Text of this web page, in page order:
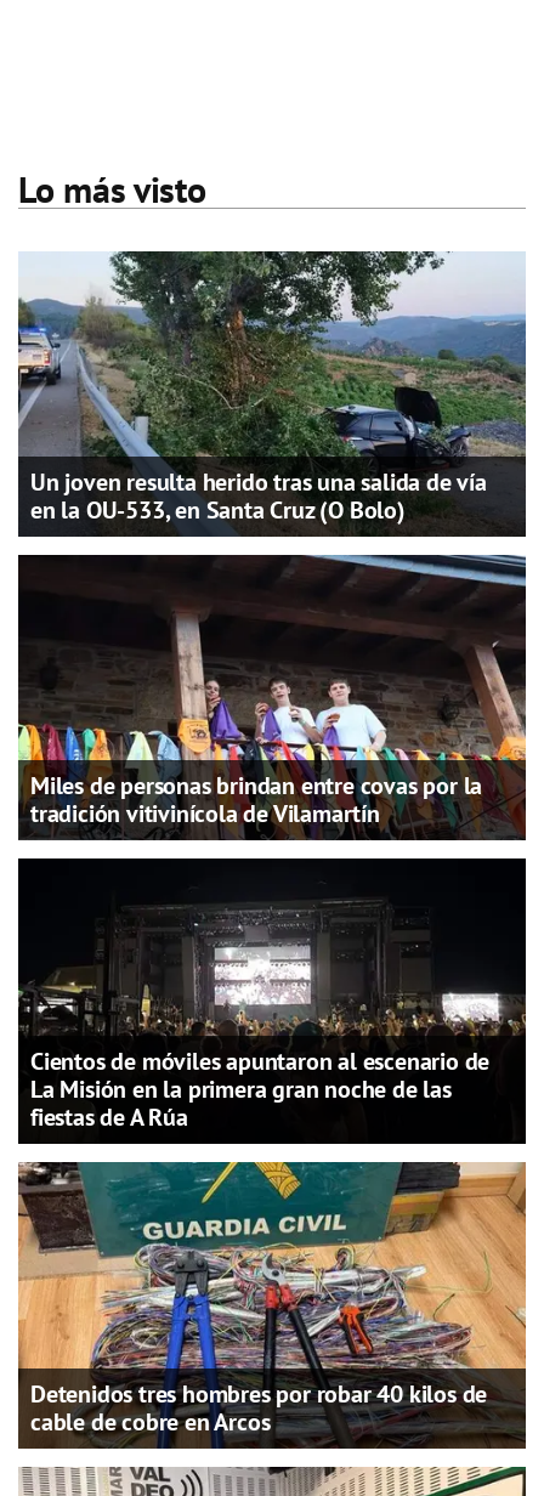
Lo más visto
Un joven resulta herido tras una salida de vía
en la OU-533, en Santa Cruz (O Bolo)
Miles de personas brindan entre covas por la
tradición vitivinícola de Vilamartín
Cientos de móviles apuntaron al escenario de
La Misión en la primera gran noche de las
fiestas de A Rúa
Detenidos tres hombres por robar 40 kilos de
cable de cobre en Arcos